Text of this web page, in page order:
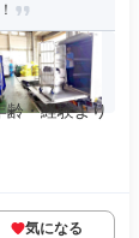
・経験より
気になる